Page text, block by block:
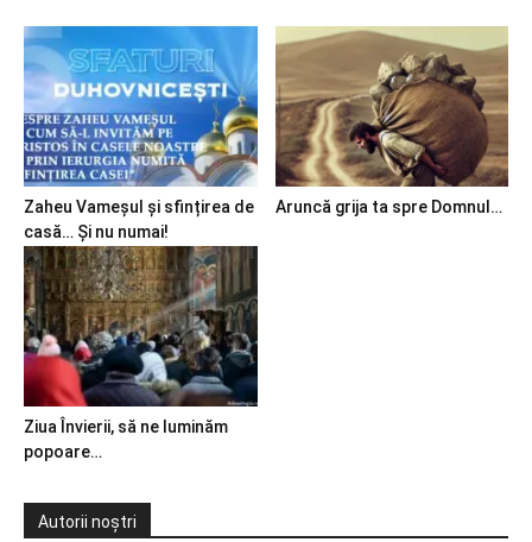
Zaheu Vameșul și sfințirea de
casă… Și nu numai!
Aruncă grija ta spre Domnul…
Ziua Învierii, să ne luminăm
popoare…
Autorii noștri